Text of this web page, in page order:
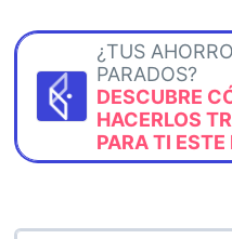
¿TUS
PARADOS?
DESCUBRE
HACERLOS
PARA TI ESTE